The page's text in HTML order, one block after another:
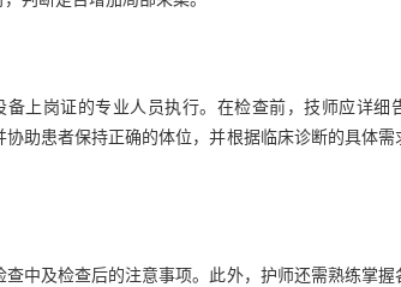
备上岗证的专业人员执行。在检查前，技师应详
助患者保持正确的体位，并根据临床诊断的具体需
中及检查后的注意事项。此外，护师还需熟练掌握